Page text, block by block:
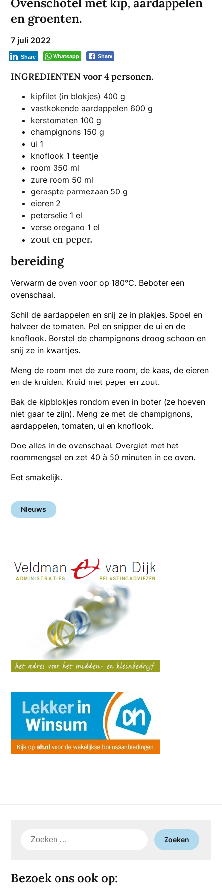
Ovenschotel met kip, aardappelen
en groenten.
7 juli 2022
Whatsapp Share
Share
INGREDIENTEN voor 4 personen.
kipfilet (in blokjes) 400 g
vastkokende aardappelen 600 g
kerstomaten 100 g
champignons 150 g
ui 1
knoflook 1 teentje
room 350 ml
zure room 50 ml
geraspte parmezaan 50 g
eieren 2
peterselie 1 el
verse oregano 1 el
zout en peper.
bereiding
Verwarm de oven voor op 180°C. Beboter een
ovenschaal.
Schil de aardappelen en snij ze in plakjes. Spoel en
halveer de tomaten. Pel en snipper de ui en de
knoflook. Borstel de champignons droog schoon en
snij ze in kwartjes.
Meng de room met de zure room, de kaas, de eieren
en de kruiden. Kruid met peper en zout.
Bak de kipblokjes rondom even in boter (ze hoeven
niet gaar te zijn). Meng ze met de champignons,
aardappelen, tomaten, ui en knoflook.
Doe alles in de ovenschaal. Overgiet met het
roommengsel en zet 40 à 50 minuten in de oven.
Eet smakelijk.
Nieuws
Zoeken
Bezoek ons ook op: